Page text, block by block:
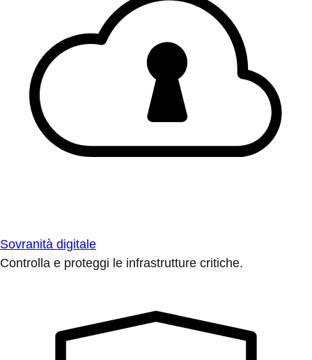
Sovranità digitale
Controlla e proteggi le infrastrutture critiche.